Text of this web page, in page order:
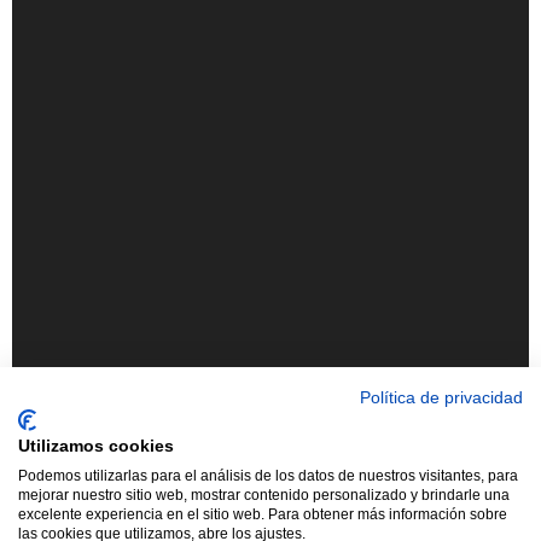
Política de privacidad
Utilizamos cookies
Podemos utilizarlas para el análisis de los datos de nuestros visitantes, para
mejorar nuestro sitio web, mostrar contenido personalizado y brindarle una
excelente experiencia en el sitio web. Para obtener más información sobre
las cookies que utilizamos, abre los ajustes.